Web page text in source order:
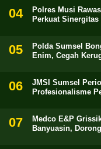
Polres Musi
Perkuat
Polda Sumsel
Enim, Cegah
JMSI Sumsel
Profesionalisme
Medco E&P
Banyuasin,